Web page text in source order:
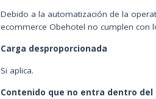
Debido a la automatización de la
ecommerce Obehotel no cumplen con
Carga desproporcionada
Si aplica.
Contenido que no entra dentro